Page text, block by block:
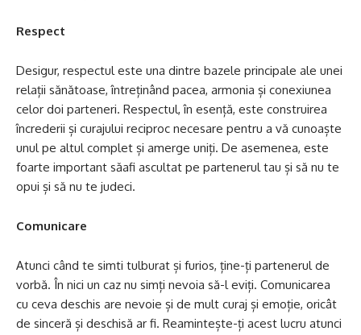
Respect
Desigur, respectul este una dintre bazele principale ale unei
relații sănătoase, întreținând pacea, armonia și conexiunea
celor doi parteneri. Respectul, în esență, este construirea
încrederii și curajului reciproc necesare pentru a vă cunoaște
unul pe altul complet și amerge uniți. De asemenea, este
foarte important săafi ascultat pe partenerul tau și să nu te
opui și să nu te judeci.
Comunicare
Atunci când te simti tulburat și furios, ține-ți partenerul de
vorbă. În nici un caz nu simți nevoia să-l eviți. Comunicarea
cu ceva deschis are nevoie și de mult curaj și emoție, oricât
de sinceră și deschisă ar fi. Reamintește-ți acest lucru atunci